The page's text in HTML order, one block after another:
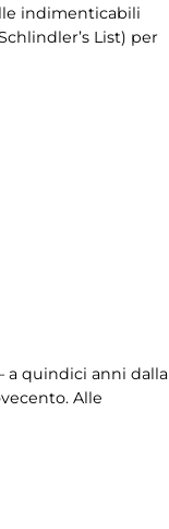
indimenticabili
List) per
a quindici anni dalla
Alle